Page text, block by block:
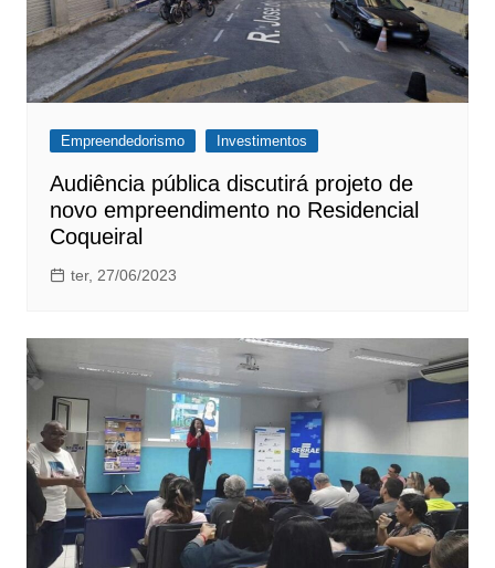
Empreendedorismo Investimentos
Audiência pública discutirá projeto de
novo empreendimento no Residencial
Coqueiral
ter, 27/06/2023